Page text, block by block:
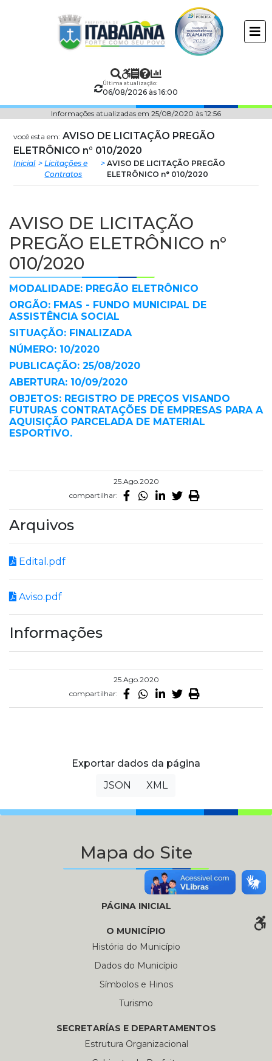
Prefeitura
Municipal
Itabaiana
Última atualização:
06/08/2026 às 16:00
Informações atualizadas em 25/08/2020 às 12:56
você esta em: AVISO DE LICITAÇÃO PREGÃO
ELETRÔNICO n° 010/2020
Inicial
Licitações e
Contratos
AVISO DE LICITAÇÃO PREGÃO
ELETRÔNICO n° 010/2020
AVISO DE LICITAÇÃO
PREGÃO ELETRÔNICO n°
010/2020
MODALIDADE: PREGÃO ELETRÔNICO
ORGÃO: FMAS - FUNDO MUNICIPAL DE
ASSISTÊNCIA SOCIAL
SITUAÇÃO: FINALIZADA
NÚMERO: 10/2020
PUBLICAÇÃO: 25/08/2020
ABERTURA: 10/09/2020
OBJETOS: REGISTRO DE PREÇOS VISANDO
FUTURAS CONTRATAÇÕES DE EMPRESAS PARA A
AQUISIÇÃO PARCELADA DE MATERIAL
ESPORTIVO.
25.Ago.2020
compartilhar:
Arquivos
Edital.pdf
Aviso.pdf
Informações
25.Ago.2020
compartilhar:
Exportar dados da página
JSON
XML
Mapa do Site
PÁGINA INICIAL
O MUNICÍPIO
História do Município
Dados do Município
Símbolos e Hinos
Turismo
SECRETARÍAS E DEPARTAMENTOS
Estrutura Organizacional